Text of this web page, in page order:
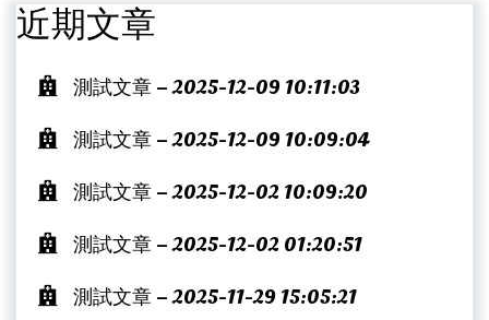
近期文章
測試文章 – 2025-12-09 10:11:03
測試文章 – 2025-12-09 10:09:04
測試文章 – 2025-12-02 10:09:20
測試文章 – 2025-12-02 01:20:51
測試文章 – 2025-11-29 15:05:21